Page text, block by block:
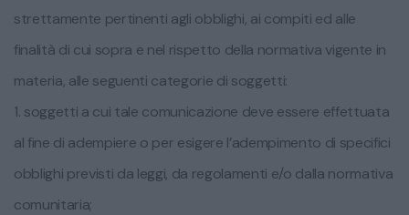
strettamente pertinenti agli obblighi, ai compiti ed alle
finalità di cui sopra e nel rispetto della normativa vigente in
materia, alle seguenti categorie di soggetti:
1. soggetti a cui tale comunicazione deve essere effettuata
al fine di adempiere o per esigere l’adempimento di specifici
obblighi previsti da leggi, da regolamenti e/o dalla normativa
comunitaria;